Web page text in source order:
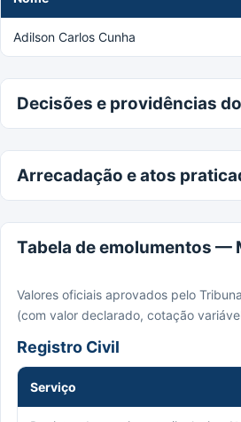
Adilson Carlos Cunha
Decisões e providências
Arrecadação e atos
Tabela de emolumentos —
Valores oficiais aprovados pelo
(com valor declarado, cotação
Registro Civil
Serviço